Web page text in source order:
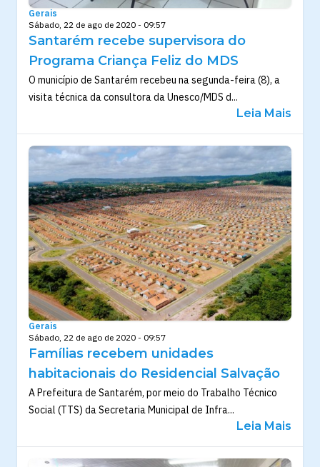
Gerais
Sábado, 22 de ago de 2020 - 09:57
Santarém recebe supervisora do
Programa Criança Feliz do MDS
O município de Santarém recebeu na segunda-feira (8), a
visita técnica da consultora da Unesco/MDS d...
Leia Mais
Gerais
Sábado, 22 de ago de 2020 - 09:57
Famílias recebem unidades
habitacionais do Residencial Salvação
A Prefeitura de Santarém, por meio do Trabalho Técnico
Social (TTS) da Secretaria Municipal de Infra...
Leia Mais